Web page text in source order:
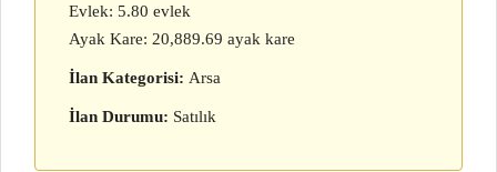
Evlek: 5.80 evlek
Ayak Kare: 20,889.69 ayak kare
İlan Kategorisi: Arsa
İlan Durumu: Satılık